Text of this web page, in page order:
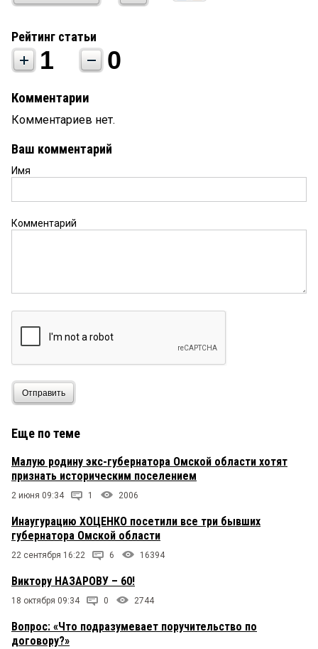
Рейтинг статьи
1 0
Комментарии
Комментариев нет.
Ваш комментарий
Имя
Комментарий
Отправить
Еще по теме
Малую родину экс-губернатора Омской области хотят
признать историческим поселением
2 июня 09:34 1 2006
Инаугурацию ХОЦЕНКО посетили все три бывших
губернатора Омской области
22 сентября 16:22 6 16394
Виктору НАЗАРОВУ – 60!
18 октября 09:34 0 2744
Вопрос: «Что подразумевает поручительство по
договору?»